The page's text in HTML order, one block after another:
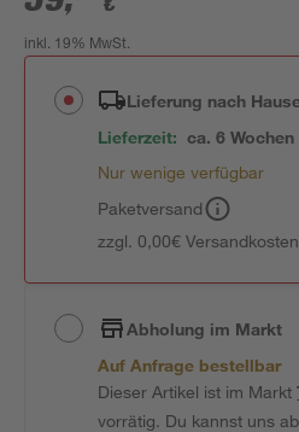
inkl. 19% MwSt.
Lieferung nach
Lieferzeit: ca. 6 Wochen
Nur wenige verfügbar
Paketversand
zzgl. 0,00€
Abholung im Markt
Auf Anfrage bestellbar
Dieser Artikel ist im Markt
vorrätig. Du kannst uns